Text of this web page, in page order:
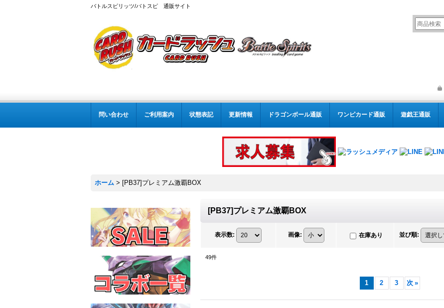
バトルスピリッツ/バトスピ 通販サイト
問い合わせ ご利用案内 状態表記 更新情報 ドラゴンボール通販 ワンピカード通販 遊戯王通販
ホーム > [PB37]プレミアム激覇BOX
[PB37]プレミアム激覇BOX
表示数: 画像: 在庫あり 並び順:
49件
1 2 3 次 »